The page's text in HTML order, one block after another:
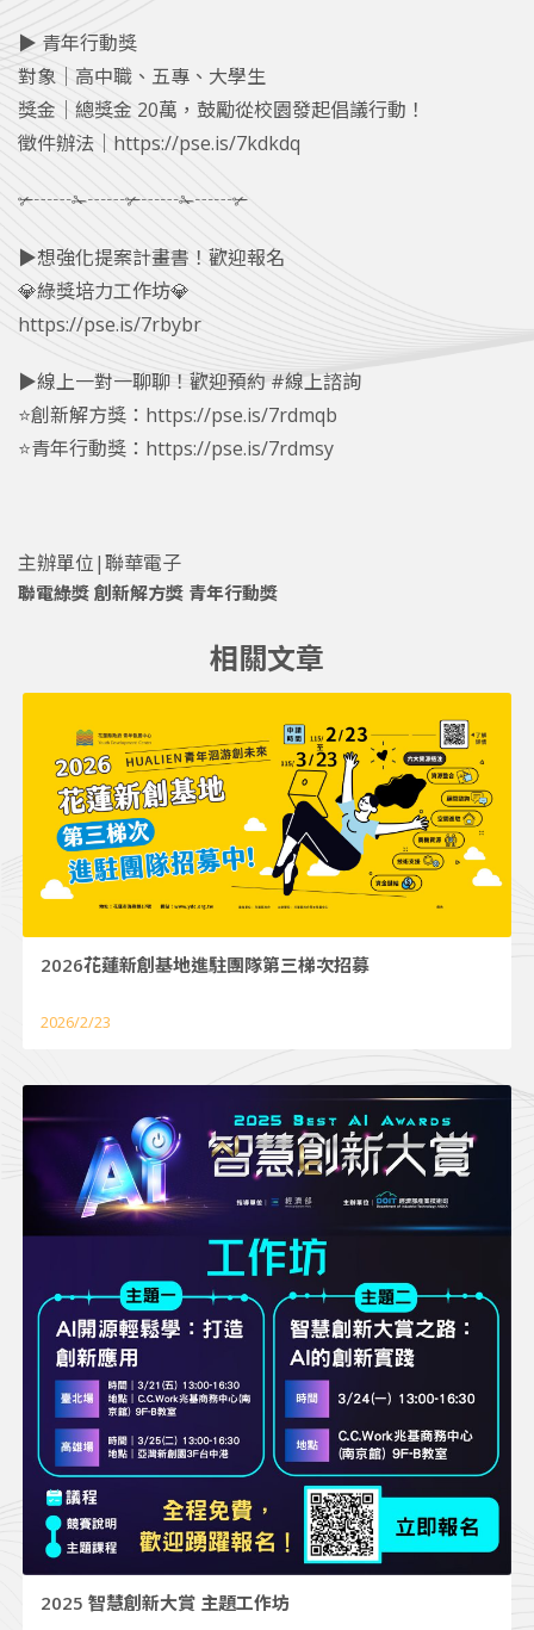
▶︎ 青年行動獎
對象｜高中職、五專、大學生
獎金｜總獎金 20萬，鼓勵從校園發起倡議行動！
徵件辦法｜ https://pse.is/7kdkdq
✃┄┄✁┄┄✃┄┄✁┄┄✃
▶︎想強化提案計畫書！歡迎報名
💎綠獎培力工作坊💎
https://pse.is/7rbybr
▶︎線上一對一聊聊！歡迎預約 #線上諮詢
⭐️創新解方獎： https://pse.is/7rdmqb
⭐️青年行動獎： https://pse.is/7rdmsy
主辦單位|聯華電子
聯電綠獎 創新解方獎 青年行動獎
相關文章
2026花蓮新創基地進駐團隊第三梯次招募
2026/2/23
2025 智慧創新大賞 主題工作坊